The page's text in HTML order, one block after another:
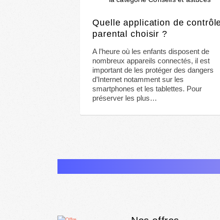
Quelle application de
parental choisir ?
A l’heure où les enfants disposent de
nombreux appareils connectés, il est
important de les protéger des dangers
d’Internet notamment sur les
smartphones et les tablettes. Pour
préserver les plus…